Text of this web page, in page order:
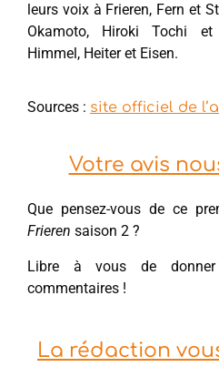
leurs voix à Frieren, Fern et
Okamoto, Hiroki Tochi
Himmel, Heiter et Eisen.
Sources : site officiel de
Votre avis
Que pensez-vous de ce
Frieren saison 2 ?
Libre à vous de
commentaires !
La rédaction